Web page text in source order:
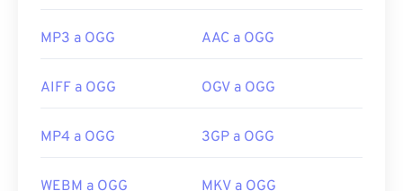
MP3 a OGG AAC a OGG
AIFF a OGG OGV a OGG
MP4 a OGG 3GP a OGG
WEBM a OGG MKV a OGG